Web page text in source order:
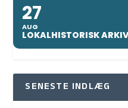
27
AUG
LOKALHISTORISK
SENESTE INDLÆG